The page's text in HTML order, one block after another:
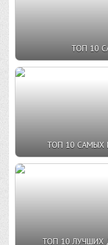
ТОП 10
ТОП 10 САМЫХ
ТОП 10 ЛУЧШИХ